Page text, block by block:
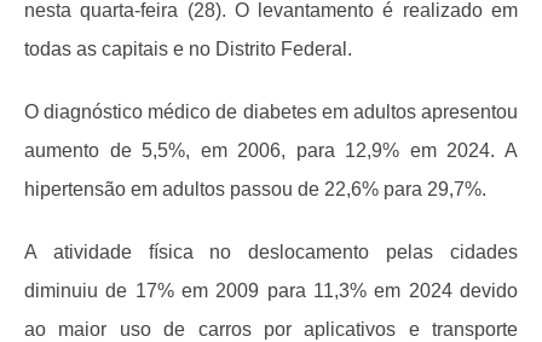
nesta quarta-feira (28). O levantamento é realizado em
todas as capitais e no Distrito Federal.
O diagnóstico médico de diabetes em adultos apresentou
aumento de 5,5%, em 2006, para 12,9% em 2024. A
hipertensão em adultos passou de 22,6% para 29,7%.
A atividade física no deslocamento pelas cidades
diminuiu de 17% em 2009 para 11,3% em 2024 devido
ao maior uso de carros por aplicativos e transporte